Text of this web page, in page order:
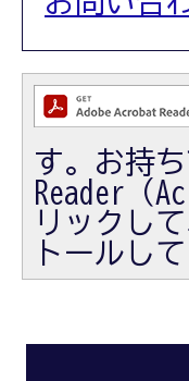
す。お持
Reader（
リックし
トールし